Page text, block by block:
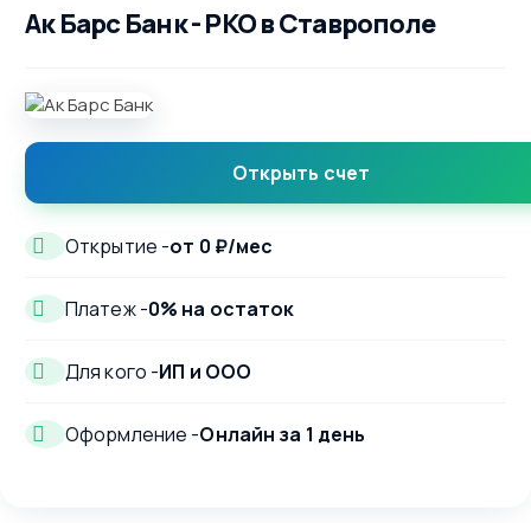
Ак Барс Банк - РКО в Ставрополе
Открыть счет
Открытие -от 0 ₽/мес
Платеж -0% на остаток
Для кого -ИП и ООО
Оформление -Онлайн за 1 день